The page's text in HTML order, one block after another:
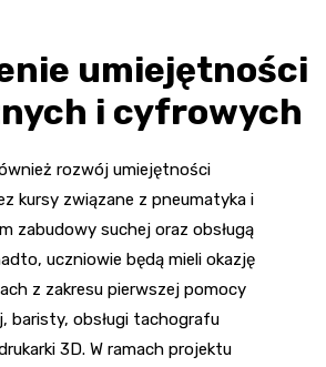
umiejętności
i cyfrowych
rozwój umiejętności
kursy związane z pneumatyka i
zabudowy suchej oraz obsługą
uczniowie będą mieli okazję
z zakresu pierwszej pomocy
baristy, obsługi tachografu
3D. W ramach projektu